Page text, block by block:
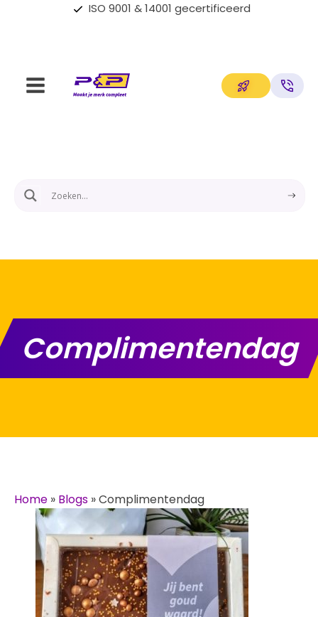
Op maat gemaakte oplossingen
Complimentendag
Home » Blogs »Complimentendag